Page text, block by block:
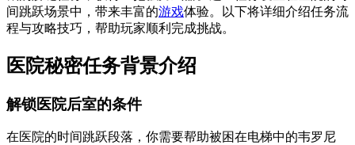
间跳跃场景中，带来丰富的游戏体验。以下将详细介绍任务流
程与攻略技巧，帮助玩家顺利完成挑战。
医院秘密任务背景介绍
解锁医院后室的条件
在医院的时间跳跃段落，你需要帮助被困在电梯中的韦罗尼